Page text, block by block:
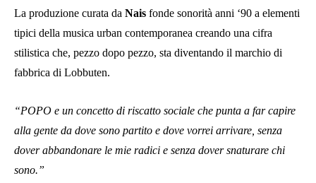
La produzione curata da Nais fonde sonorità anni ‘90 a elementi
tipici della musica urban contemporanea creando una cifra
stilistica che, pezzo dopo pezzo, sta diventando il marchio di
fabbrica di Lobbuten.
“POPO e un concetto di riscatto sociale che punta a far capire
alla gente da dove sono partito e dove vorrei arrivare, senza
dover abbandonare le mie radici e senza dover snaturare chi
sono.”